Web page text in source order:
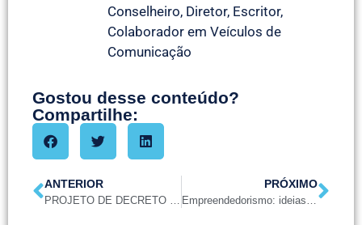
Conselheiro, Diretor, Escritor,
Colaborador em Veículos de
Comunicação
Gostou desse conteúdo?
Compartilhe:
ANTERIOR
PROJETO DE DECRETO LEGISLATIVO Nº 0002/2025
PRÓXIMO
Empreendedorismo: ideias, oportunidades e o trabalho figital